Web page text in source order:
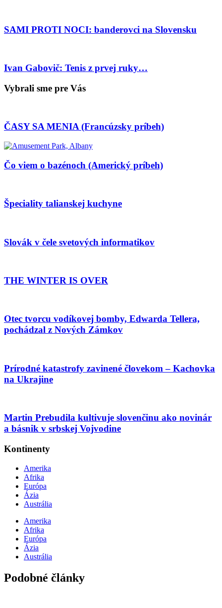
SAMI PROTI NOCI: banderovci na Slovensku
Ivan Gabovič: Tenis z prvej ruky…
Vybrali sme pre Vás
ČASY SA MENIA (Francúzsky príbeh)
Čo viem o bazénoch (Americký príbeh)
Špeciality talianskej kuchyne
Slovák v čele svetových informatikov
THE WINTER IS OVER
Otec tvorcu vodíkovej bomby, Edwarda Tellera,
pochádzal z Nových Zámkov
Prírodné katastrofy zavinené človekom – Kachovka
na Ukrajine
Martin Prebudila kultivuje slovenčinu ako novinár
a básnik v srbskej Vojvodine
Kontinenty
Amerika
Afrika
Európa
Ázia
Austrália
Amerika
Afrika
Európa
Ázia
Austrália
Podobné články